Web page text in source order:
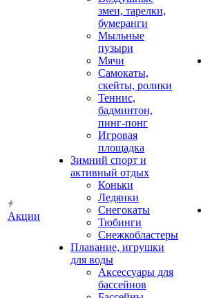
Акции
змеи, тарелки,
бумеранги
Мыльные
пузыри
Мячи
Самокаты,
скейты, ролики
Теннис,
бадминтон,
пинг-понг
Игровая
площадка
Зимний спорт и
активный отдых
Коньки
Ледянки
Снегокаты
Тюбинги
Снежкобластеры
Плавание, игрушки
для воды
Аксессуары для
бассейнов